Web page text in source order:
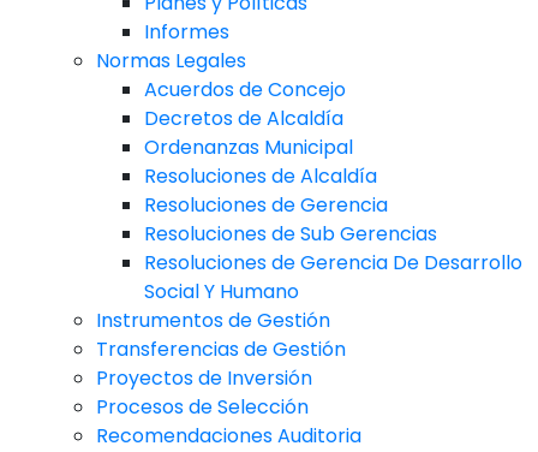
Informes
Normas Legales
Acuerdos de Concejo
Decretos de Alcaldía
Ordenanzas Municipal
Resoluciones de Alcaldía
Resoluciones de Gerencia
Resoluciones de Sub Gerencias
Resoluciones de Gerencia De Desarrollo
Social Y Humano
Instrumentos de Gestión
Transferencias de Gestión
Proyectos de Inversión
Procesos de Selección
Recomendaciones Auditoria